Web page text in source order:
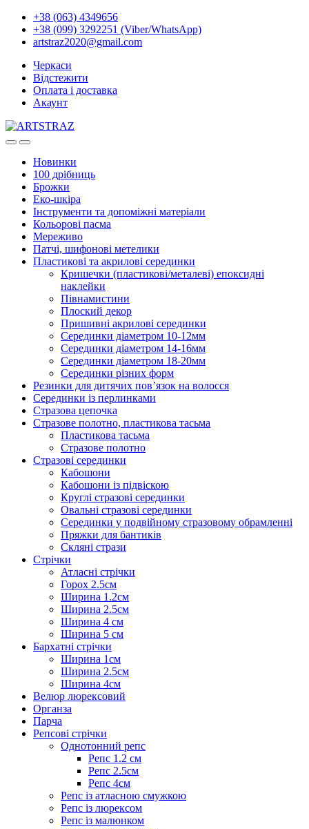
+38 (063) 4349656
+38 (099) 3292251 (Viber/WhatsApp)
artstraz2020@gmail.com
Черкаси
Відстежити
Оплата і доставка
Акаунт
Новинки
100 дрібниць
Брожки
Еко-шкіра
Інструменти та допоміжні матеріали
Кольорові пасма
Мереживо
Патчі, шифонові метелики
Пластикові та акрилові серединки
Кришечки (пластикові/металеві) епоксидні
наклейки
Півнамистини
Плоский декор
Пришивні акрилові серединки
Серединки діаметром 10-12мм
Серединки діаметром 14-16мм
Серединки діаметром 18-20мм
Серединки різних форм
Резинки для дитячих пов’язок на волосся
Серединки із перлинками
Стразова цепочка
Стразове полотно, пластикова тасьма
Пластикова тасьма
Стразове полотно
Стразові серединки
Кабошони
Кабошони із підвіскою
Круглі стразові серединки
Овальні стразові серединки
Серединки у подвійному стразовому обрамленні
Пряжки для бантиків
Скляні стрази
Стрічки
Атласні стрічки
Горох 2.5см
Ширина 1.2см
Ширина 2.5см
Ширина 4 см
Ширина 5 см
Бархатні стрічки
Ширина 1см
Ширина 2.5см
Ширина 4см
Велюр люрексовий
Органза
Парча
Репсові стрічки
Однотонний репс
Репс 1.2 см
Репс 2.5см
Репс 4см
Репс із атласною смужкою
Репс із люрексом
Репс із малюнком